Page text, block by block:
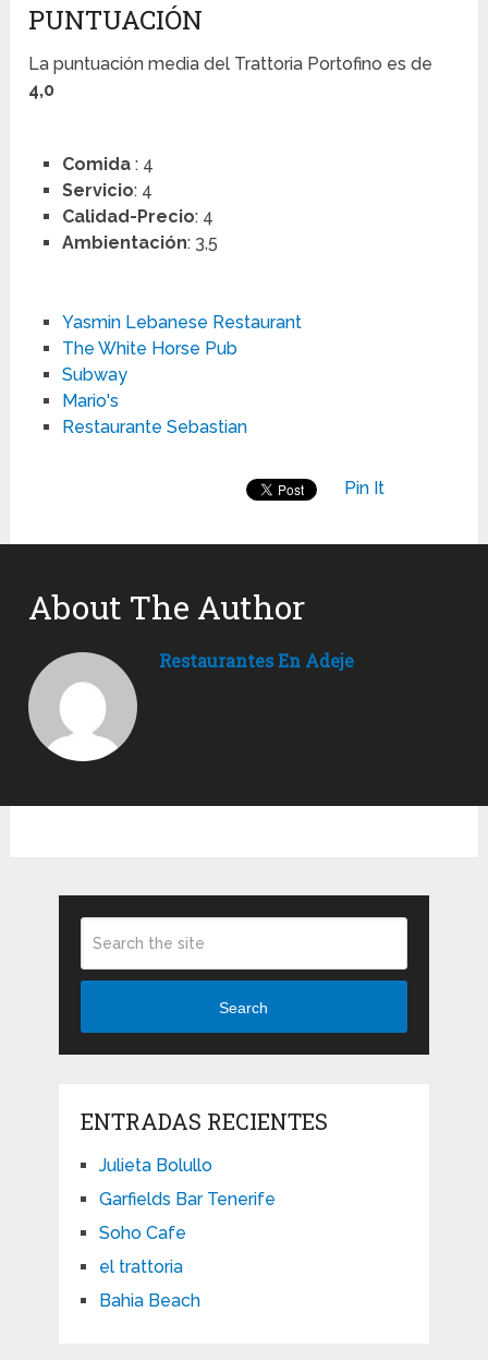
PUNTUACIÓN
La puntuación media del Trattoria Portofino es de
4,0
Comida: 4
Servicio: 4
Calidad-Precio: 4
Ambientación: 3,5
Yasmin Lebanese Restaurant
The White Horse Pub
Subway
Mario's
Restaurante Sebastian
Pin It
About The Author
Restaurantes En Adeje
Search
ENTRADAS RECIENTES
Julieta Bolullo
Garfields Bar Tenerife
Soho Cafe
el trattoria
Bahia Beach